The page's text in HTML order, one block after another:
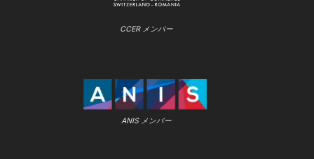
CCER メンバー
ANIS メンバー